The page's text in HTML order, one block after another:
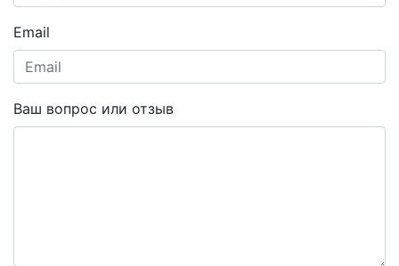
Email
Ваш вопрос или отзыв